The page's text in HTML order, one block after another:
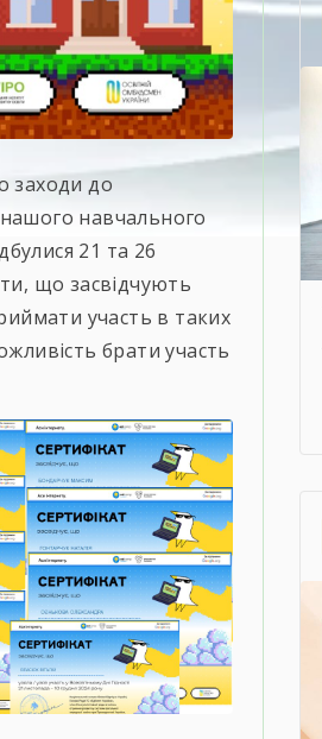
заходи до
нашого навчального
21 та 26
що засвідчують
участь в таких
брати участь